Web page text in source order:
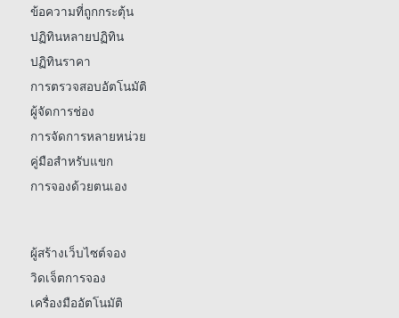
ข้อความที่ถูกกระตุ้น
ปฏิทินหลายปฏิทิน
ปฏิทินราคา
การตรวจสอบอัตโนมัติ
ผู้จัดการช่อง
การจัดการหลายหน่วย
คู่มือสำหรับแขก
การจองด้วยตนเอง
ผู้สร้างเว็บไซต์จอง
วิดเจ็ตการจอง
เครื่องมืออัตโนมัติ